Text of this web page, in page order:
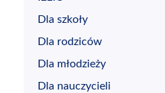
Dla szkoły
Dla rodziców
Dla młodzieży
Dla nauczycieli